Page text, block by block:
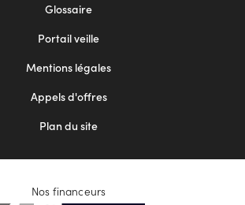
Glossaire
Portail veille
Mentions légales
Appels d'offres
Plan du site
Nos financeurs